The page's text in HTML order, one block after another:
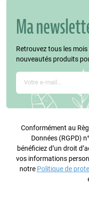
Ma
Retrouvez tous les
nouveautés produits
Conformément au
Données (RGPD)
bénéficiez d’un droit
vos informations
notre Politique de